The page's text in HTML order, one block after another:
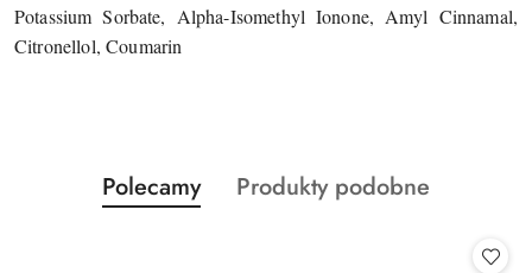
Potassium Sorbate, Alpha-Isomethyl Ionone, Amyl Cinnamal,
Citronellol, Coumarin
Pomiń karuzelę produktów
Produkty
o
Polecamy
Produkty
Produkty podobne